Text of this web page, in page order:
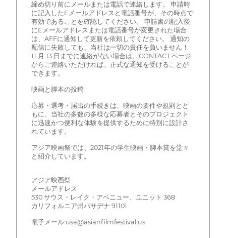
締め切り前にメールまたは電話で連絡します。 申請時
に記入したEメールアドレスと電話番号が、その時点で
有効であることを確認してください。 申請書の記入後
にEメールアドレスまたは電話番号が変更された場合
は、AFFに通知して更新を依頼してください。 通知の
配信に失敗しても、当社は一切の責任を負いません！
11 月 13 日までに連絡がない場合は、CONTACT ページ
からご連絡いただければ、正式な通知を受けることが
できます。
映画と脚本の投稿
応募・選考・届出の手続きは、映画の要件や規則とと
もに、当社の多数の多様な応募者とそのプロジェクト
に迅速かつ便利な体験を提供するために特別に設計さ
れています。
アジア映画祭では、2021年の学生映画・脚本賞を堂々
と紹介しています。
アジア映画祭
メールアドレス
530 サウス・レイク・アベニュー、ユニット 368
カリフォルニア州パサデナ 91101
電子メール:usa@asianfilmfestival.us